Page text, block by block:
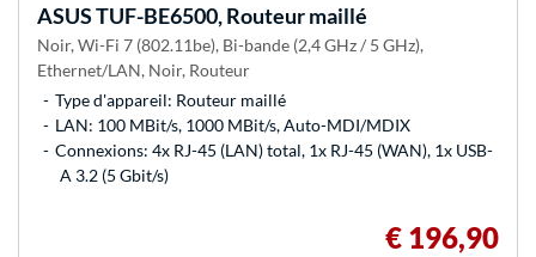
ASUSTUF-BE6500, Routeur maillé
Noir, Wi-Fi 7 (802.11be), Bi-bande (2,4 GHz / 5 GHz),
Ethernet/LAN, Noir, Routeur
Type d'appareil: Routeur maillé
LAN: 100 MBit/s, 1000 MBit/s, Auto-MDI/MDIX
Connexions: 4x RJ-45 (LAN) total, 1x RJ-45 (WAN), 1x USB-
A 3.2 (5 Gbit/s)
€ 196,90